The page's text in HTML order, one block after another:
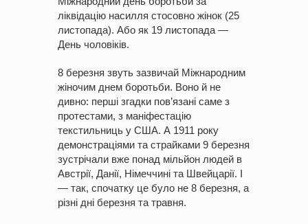
ліквідацію насилля стосовно жінок (25
листопада). Або як 19 листопада —
День чоловіків.
8 березня звуть зазвичай Міжнародним
жіночим днем боротьби. Воно й не
дивно: перші згадки пов’язані саме з
протестами, з маніфестацію
текстильниць у США. А 1911 року
демонстраціями та страйками 9 березня
зустрічали вже понад мільйон людей в
Австрії, Данії, Німеччині та Швейцарії. І
— так, спочатку це було не 8 березня, а
різні дні березня та травня.